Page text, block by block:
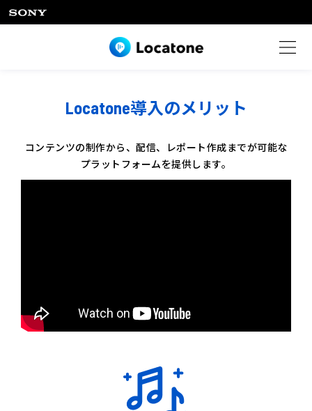
Locatone導入のメリット
コンテンツの制作から、配信、レポート作成までが可能な
プラットフォームを提供します。